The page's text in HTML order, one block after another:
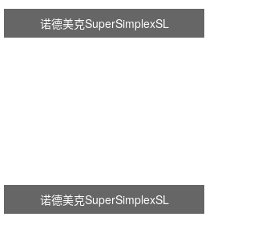
诺德美克SuperSimplexSL
诺德美克SuperSimplexSL